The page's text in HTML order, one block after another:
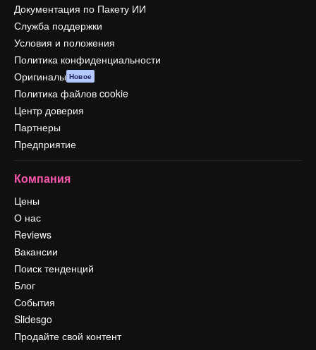
Документация по Пакету ИИ
Служба поддержки
Условия и положения
Политика конфиденциальности
Оригиналы Новое
Политика файлов cookie
Центр доверия
Партнеры
Предприятие
Компания
Цены
О нас
Reviews
Вакансии
Поиск тенденций
Блог
События
Slidesgo
Продайте свой контент